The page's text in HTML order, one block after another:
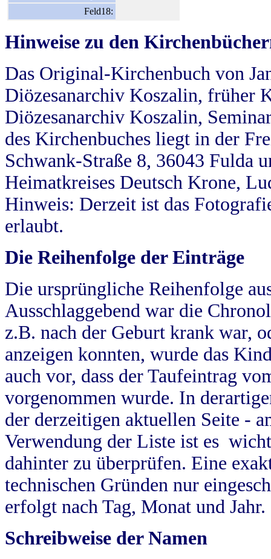
Feld18:
Hinweise zu den
Das Original-Kirchenbuch von
Diözesanarchiv Koszalin, früher
Diözesanarchiv Koszalin,
des Kirchenbuches liegt in der
Schwank-Straße 8, 36043 Fulda
Heimatkreises Deutsch Krone,
Hinweis: Derzeit ist das
erlaubt.
Die Reihenfolge der Einträge
Die ursprüngliche Reihenfolge
Ausschlaggebend war die
z.B. nach der Geburt krank war,
anzeigen konnten, wurde das
auch vor, dass der Taufeintrag
vorgenommen wurde. In
der derzeitigen aktuellen Seite -
Verwendung der Liste ist es
dahinter zu überprüfen. Eine
technischen Gründen nur
erfolgt nach Tag, Monat und Jahr.
Schreibweise der Namen